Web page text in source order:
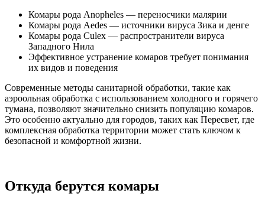
Комары рода Anopheles — переносчики малярии
Комары рода Aedes — источники вируса Зика и денге
Комары рода Culex — распространители вируса
Западного Нила
Эффективное устранение комаров требует понимания
их видов и поведения
Современные методы санитарной обработки, такие как
аэроольная обработка с использованием холодного и горячего
тумана, позволяют значительно снизить популяцию комаров.
Это особенно актуально для городов, таких как Пересвет, где
комплексная обработка территории может стать ключом к
безопасной и комфортной жизни.
Откуда берутся комары